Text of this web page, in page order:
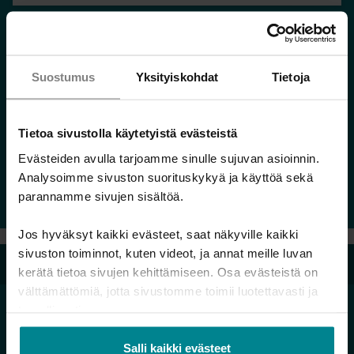
Suostumus Yksityiskohdat Tietoja
Tietoa sivustolla käytetyistä evästeistä
Evästeiden avulla tarjoamme sinulle sujuvan asioinnin.
Analysoimme sivuston suorituskykyä ja käyttöä sekä
parannamme sivujen sisältöä.
Jos hyväksyt kaikki evästeet, saat näkyville kaikki
sivuston toiminnot, kuten videot, ja annat meille luvan
kerätä tietoa sivujen kehittämiseen. Osa evästeistä on
välttämättömiä, jotta sivustomme toimii luotettavasti ja
Salli kaikki evästeet
lukemista
Velkalinja 0800 9 8009